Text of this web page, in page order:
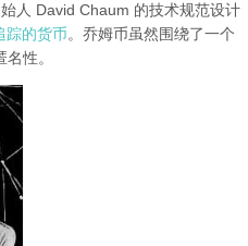
人 David Chaum 的技术规范设计
踪的货币。乔姆币虽然围绕了一个
性。